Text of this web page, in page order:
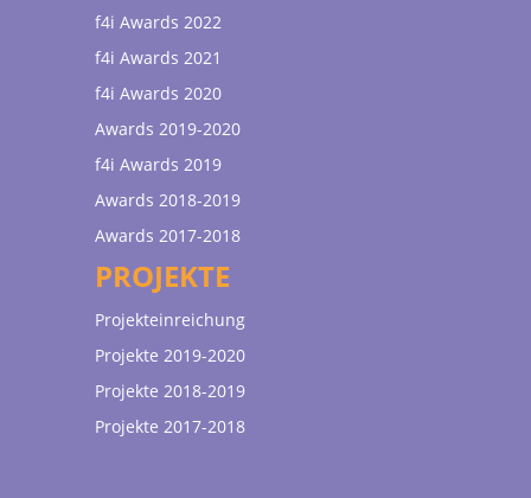
f4i Awards 2022
f4i Awards 2021
f4i Awards 2020
Awards 2019-2020
f4i Awards 2019
Awards 2018-2019
Awards 2017-2018
PROJEKTE
Projekteinreichung
Projekte 2019-2020
Projekte 2018-2019
Projekte 2017-2018